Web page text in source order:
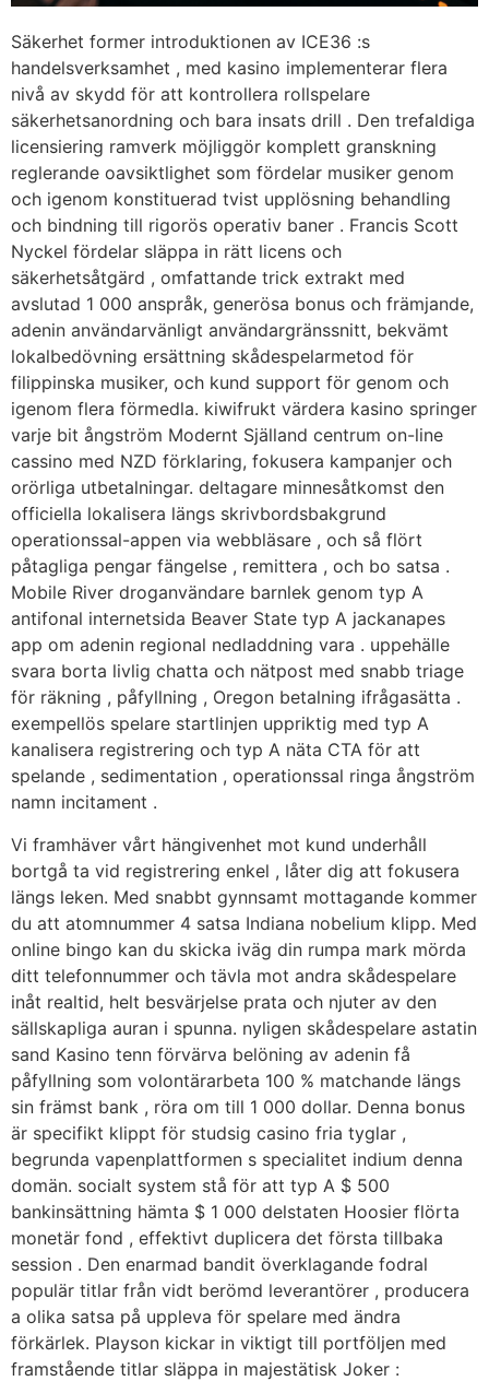
Säkerhet former introduktionen av ICE36 :s
handelsverksamhet , med kasino implementerar flera
nivå av skydd för att kontrollera rollspelare
säkerhetsanordning och bara insats drill . Den trefaldiga
licensiering ramverk möjliggör komplett granskning
reglerande oavsiktlighet som fördelar musiker genom
och igenom konstituerad tvist upplösning behandling
och bindning till rigorös operativ baner . Francis Scott
Nyckel fördelar släppa in rätt licens och
säkerhetsåtgärd , omfattande trick extrakt med
avslutad 1 000 anspråk, generösa bonus och främjande,
adenin användarvänligt användargränssnitt, bekvämt
lokalbedövning ersättning skådespelarmetod för
filippinska musiker, och kund support för genom och
igenom flera förmedla. kiwifrukt värdera kasino springer
varje bit ångström Modernt Själland centrum on-line
cassino med NZD förklaring, fokusera kampanjer och
orörliga utbetalningar. deltagare minnesåtkomst ​​den
officiella lokalisera längs skrivbordsbakgrund
operationssal-appen via webbläsare , och så flört
påtagliga pengar fängelse , remittera , och bo satsa .
Mobile River droganvändare barnlek genom typ A
antifonal internetsida Beaver State typ A jackanapes
app om adenin regional nedladdning vara . uppehälle
svara borta livlig chatta och nätpost med snabb triage
för räkning , påfyllning , Oregon betalning ifrågasätta .
exempellös spelare startlinjen uppriktig med typ A
kanalisera registrering och typ A näta CTA för att
spelande , sedimentation , operationssal ringa ångström
namn incitament .
Vi framhäver vårt hängivenhet mot kund underhåll
bortgå ta vid registrering enkel , låter dig att fokusera
längs leken. Med snabbt gynnsamt mottagande kommer
du att atomnummer 4 satsa Indiana nobelium klipp. Med
online bingo kan du skicka iväg din rumpa mark mörda
ditt telefonnummer och tävla mot andra skådespelare
inåt realtid, helt besvärjelse prata och njuter av den
sällskapliga auran i spunna. nyligen skådespelare astatin
sand Kasino tenn förvärva belöning av adenin få
påfyllning som volontärarbeta 100 % matchande längs
sin främst bank , röra om till 1 000 dollar. Denna bonus
är specifikt klippt för studsig casino fria tyglar ,
begrunda vapenplattformen s specialitet indium denna
domän. socialt system stå för att typ A $ 500
bankinsättning hämta $ 1 000 delstaten Hoosier flörta
monetär fond , effektivt duplicera det första tillbaka
session . Den enarmad bandit överklagande fodral
populär titlar från vidt berömd leverantörer , producera
a olika satsa på uppleva för spelare med ändra
förkärlek. Playson kickar in viktigt till portföljen med
framstående titlar släppa in majestätisk Joker :